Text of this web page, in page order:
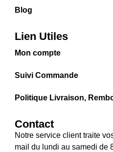
Blog
Lien Utiles
Mon compte
Suivi Commande
Politique Livraison,
Contact
Notre service client traite
mail du lundi au samedi de